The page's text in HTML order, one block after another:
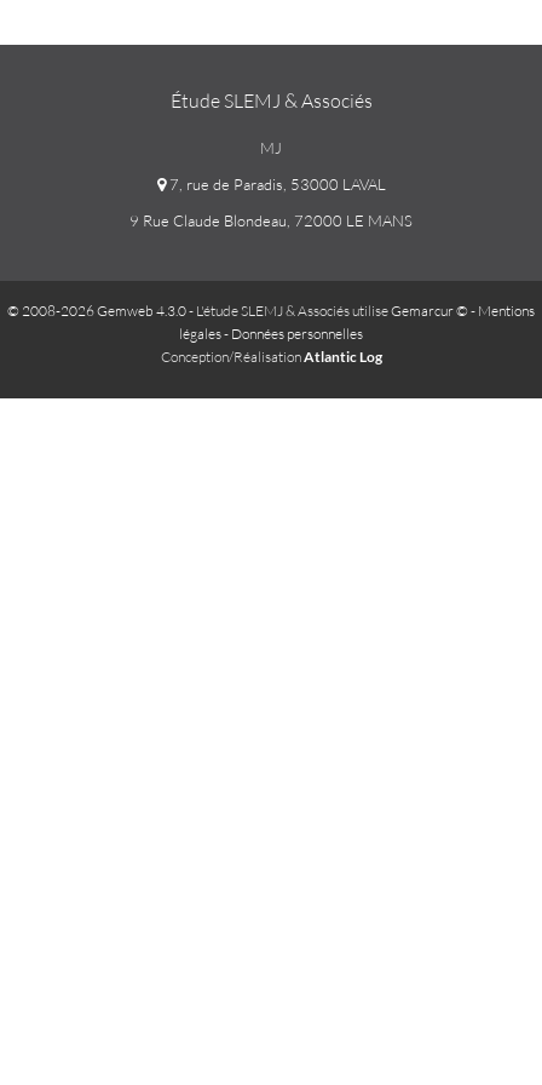
Étude SLEMJ & Associés
MJ
7, rue de Paradis, 53000 LAVAL
9 Rue Claude Blondeau, 72000 LE MANS
© 2008-2026 Gemweb 4.3.0- L'étude SLEMJ & Associés utiliseGemarcur © - Mentions
légales- Données personnelles
Conception/RéalisationAtlantic Log